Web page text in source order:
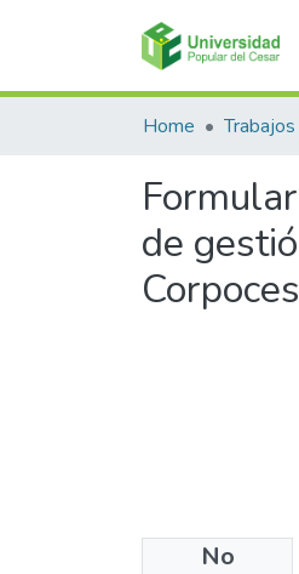
Home
de
No